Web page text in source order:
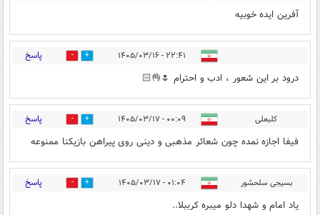
آفرین ایده خوبیه
۲۲:۴۱ - ۱۴۰۵/۰۳/۱۶ 5 پاسخ
درود بر این شعور ، ادب و احترام 🌷👌🏻
کلبعلی ۰۰:۰۹ - ۱۴۰۵/۰۳/۱۷ 0 پاسخ
فیفا اجازه نمده چون شعائر مذهبی و دینی روی پیراهن بازیکنا ممنوعه
بسیجی سلحشور ۰۱:۰۴ - ۱۴۰۵/۰۳/۱۷ 0 پاسخ
یاد امام و شهدا دلو میبره کرببلا..‌‌